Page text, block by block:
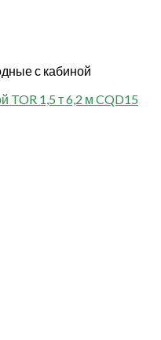
с кабиной
TOR 1,5 т 6,2 м CQD15